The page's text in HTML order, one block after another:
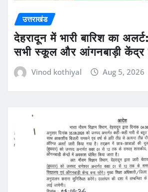
उत्तराखंड
देहरादून में भारी बारिश का
सभी स्कूल और आंगनबाड़ी केंद्र
Vinod kothiyal Aug 5, 2026